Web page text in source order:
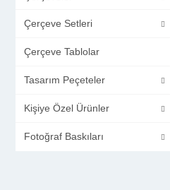
Çerçeve Setleri
Çerçeve Tablolar
Tasarım Peçeteler
Kişiye Özel Ürünler
Fotoğraf Baskıları